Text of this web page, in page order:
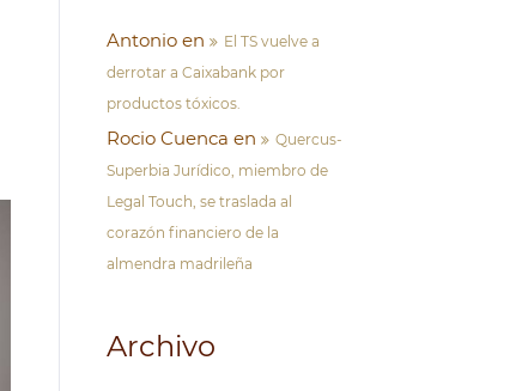
Antonio en
El TS vuelve a
derrotar a Caixabank por
productos tóxicos.
Rocio Cuenca en
Quercus-
Superbia Jurídico, miembro de
Legal Touch, se traslada al
corazón financiero de la
almendra madrileña
Archivo